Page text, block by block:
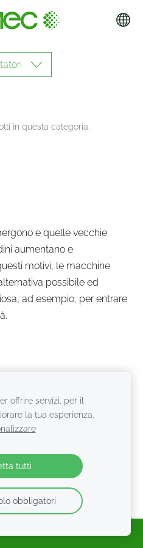
e quelle vecchie
aumentano e
motivi, le macchine
possibile ed
ad esempio, per entrare
in questa categoria.
offrire servizi, per il
la tua esperienza.
tutti
obbligatori